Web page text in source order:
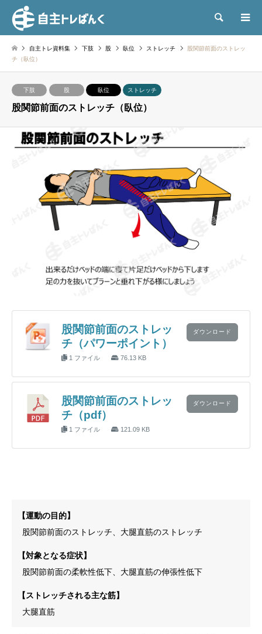
検索
自主トレ資料集 下肢 股 臥位 ストレッチ
股関節前面のストレッ
チ（臥位）
下肢 股 臥位 ストレッチ
股関節前面のストレッチ（臥位）
股関節前面のストレッ
チ（パワーポイント）
1 ファイル 76.13 KB
ダウンロード
股関節前面のストレッ
チ（pdf）
1 ファイル 121.09 KB
ダウンロード
【運動の目的】
股関節前面のストレッチ、大腿直筋のストレッチ
【対象となる症状】
股関節前面の柔軟性低下、大腿直筋の伸張性低下
【ストレッチされる主な筋】
大腿直筋